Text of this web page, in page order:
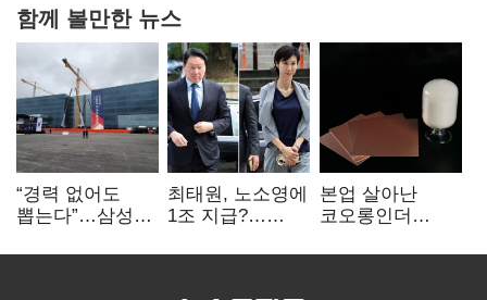
함께 볼만한 뉴스
“경력 없어도
뽑는다”…삼성
반도체 인재
최태원, 노소영에
1조 지급?…
본업 살아난
코오롱인더
배터리 소재로